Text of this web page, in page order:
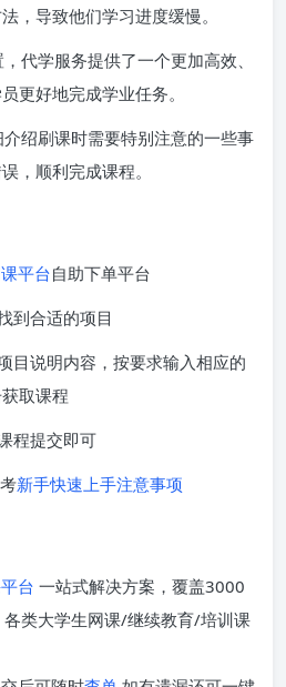
，导致他们学习进度缓慢。
代学服务提供了一个更加高效、
更好地完成学业任务。
绍刷课时需要特别注意的一些事
，顺利完成课程。
平台自助下单平台
到合适的项目
目说明内容，按要求输入相应的
取课程
程提交即可
新手快速上手注意事项
台 一站式解决方案，覆盖3000
类大学生网课/继续教育/培训课